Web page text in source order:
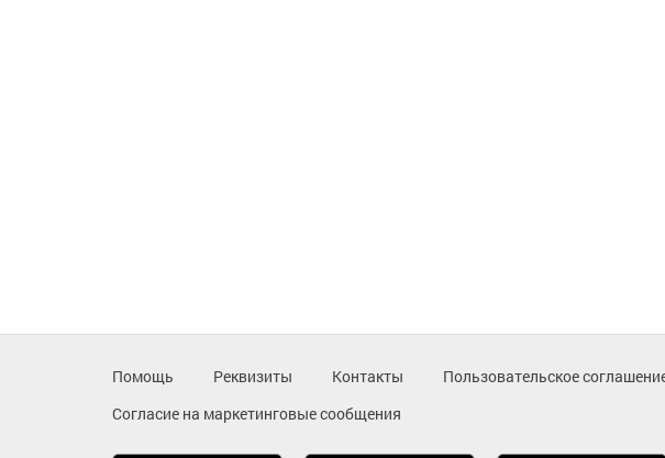
Помощь Реквизиты Контакты Пользовательское
Согласие на маркетинговые сообщения